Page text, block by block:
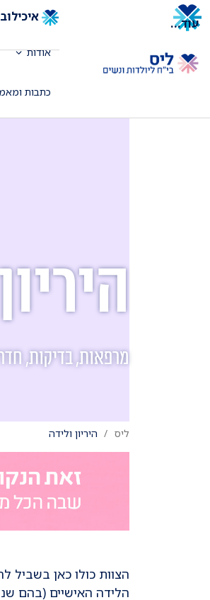
איכילוב
אודות
כתבות
עוד...
מרפאות, בדיקות,
ליס היריון ולידה